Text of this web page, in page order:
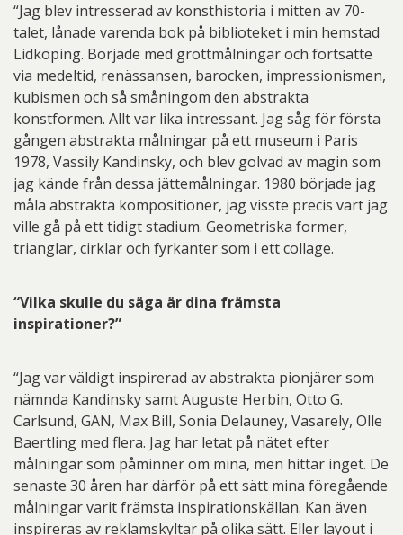
“Jag blev intresserad av konsthistoria i mitten av 70-
talet, lånade varenda bok på biblioteket i min hemstad
Lidköping. Började med grottmålningar och fortsatte
via medeltid, renässansen, barocken, impressionismen,
kubismen och så småningom den abstrakta
konstformen. Allt var lika intressant. Jag såg för första
gången abstrakta målningar på ett museum i Paris
1978, Vassily Kandinsky, och blev golvad av magin som
jag kände från dessa jättemålningar. 1980 började jag
måla abstrakta kompositioner, jag visste precis vart jag
ville gå på ett tidigt stadium. Geometriska former,
trianglar, cirklar och fyrkanter som i ett collage.
“Vilka skulle du säga är dina främsta
inspirationer?”
“Jag var väldigt inspirerad av abstrakta pionjärer som
nämnda Kandinsky samt Auguste Herbin, Otto G.
Carlsund, GAN, Max Bill, Sonia Delauney, Vasarely, Olle
Baertling med flera. Jag har letat på nätet efter
målningar som påminner om mina, men hittar inget. De
senaste 30 åren har därför på ett sätt mina föregående
målningar varit främsta inspirationskällan. Kan även
inspireras av reklamskyltar på olika sätt. Eller layout i